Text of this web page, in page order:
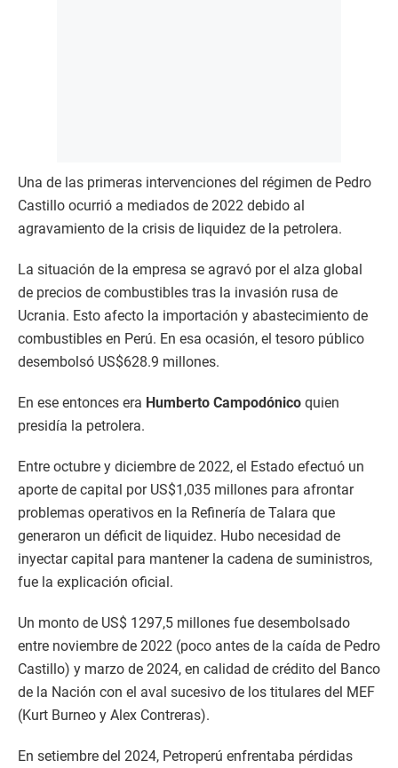
Una de las primeras intervenciones del régimen de Pedro
Castillo ocurrió a mediados de 2022 debido al
agravamiento de la crisis de liquidez de la petrolera.
La situación de la empresa se agravó por el alza global
de precios de combustibles tras la invasión rusa de
Ucrania. Esto afecto la importación y abastecimiento de
combustibles en Perú. En esa ocasión, el tesoro público
desembolsó US$628.9 millones.
En ese entonces era Humberto Campodónico quien
presidía la petrolera.
Entre octubre y diciembre de 2022, el Estado efectuó un
aporte de capital por US$1,035 millones para afrontar
problemas operativos en la Refinería de Talara que
generaron un déficit de liquidez. Hubo necesidad de
inyectar capital para mantener la cadena de suministros,
fue la explicación oficial.
Un monto de US$ 1297,5 millones fue desembolsado
entre noviembre de 2022 (poco antes de la caída de Pedro
Castillo) y marzo de 2024, en calidad de crédito del Banco
de la Nación con el aval sucesivo de los titulares del MEF
(Kurt Burneo y Alex Contreras).
En setiembre del 2024, Petroperú enfrentaba pérdidas